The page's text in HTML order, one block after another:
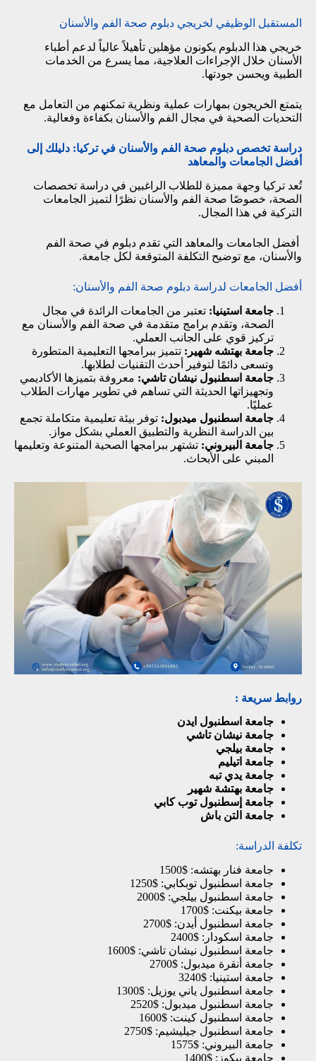
المستقبل الوظيفي لخريجي دبلوم صحة الفم والأسنان
خريجي هذا الدبلوم يكونون مؤهلين تأهيلاً عالياً لدعم أطباء
الأسنان خلال الإجراءات العلاجية، مما يسرع من الخدمات
الطبية ويحسن جودتها.
يتمتع الخريجون بمهارات عملية ونظرية تمكنهم من التعامل مع
التحديات الصحية في مجال الفم والأسنان بكفاءة وفعالية.
دراسة تخصص دبلوم صحة الفم والأسنان في تركيا: دليلك إلى
أفضل الجامعات والمعاهد
تُعد تركيا وجهة مميزة للطلاب الراغبين في دراسة تخصصات
الصحة، خصوصًا صحة الفم والأسنان نظرًا لتميز الجامعات
التركية في هذا المجال.
أفضل الجامعات والمعاهد التي تقدم دبلوم في صحة الفم
والأسنان، مع توضيح التكلفة المتوقعة لكل جامعة.
أفضل الجامعات لدراسة دبلوم صحة الفم والأسنان:
جامعة استينيا: تعتبر من الجامعات الرائدة في مجال
الصحة، وتقدم برامج متقدمة في صحة الفم والأسنان مع
تركيز قوي على الجانب العملي.
جامعة بهتشه شهير : تتميز ببرامجها التعليمية المتطورة
وتسعى دائمًا لتوفير أحدث التقنيات لطلابها.
جامعة اسطنبول نيشان تاشي: معروفة بتميزها الأكاديمي
وتجهيزاتها الحديثة التي تساهم في تطوير مهارات الطلاب
عمليًا.
جامعة اسطنبول ميدبول: توفر بيئة تعليمية متكاملة تجمع
بين الدراسة النظرية والتطبيق العملي بشكل مواز.
جامعة البيروني: تشتهر ببرامجها الصحية المتنوعة وتعليمها
المبني على الأبحاث.
روابط سريعة :
جامعة اسطنبول ايدن
جامعة نيشان تاشي
جامعة بيلجي
جامعة اتيليم
جامعة يدي تبه
جامعة بهتشة شهير
جامعة إسطنبول توب كابي
جامعة التن باش
تكلفة الدراسة:
جامعة فنار بهتشه: $1500
جامعة اسطنبول توبكابي: $1250
جامعة اسطنبول بيلجي: $2000
جامعة بيكنت: $1700
جامعة اسطنبول أيدن: $2700
جامعة اسكودار: $2400
جامعة اسطنبول نيشان تاشي: $1600
جامعة أنقرة ميدبول: $2700
جامعة استينيا: $3240
جامعة اسطنبول ياني يوزيل: $1300
جامعة اسطنبول ميدبول: $2520
جامعة اسطنبول كينت: $1600
جامعة اسطنبول جيليشيم: $2750
جامعة البيروني: $1575
جامعة بيكوز: $1400